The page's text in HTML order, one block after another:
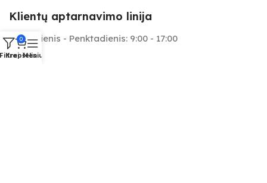
Klientų aptarnavimo linija
Pirmadienis - Penktadienis: 9:00 - 17:00
0
Krepšelis
Meniu